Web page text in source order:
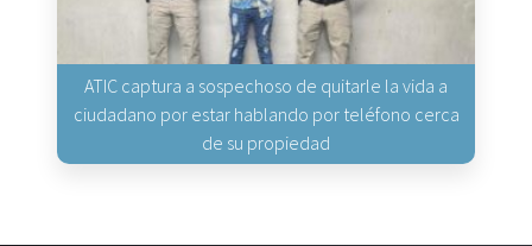
ATIC captura a sospechoso de quitarle la vida a
ciudadano por estar hablando por teléfono cerca
de su propiedad